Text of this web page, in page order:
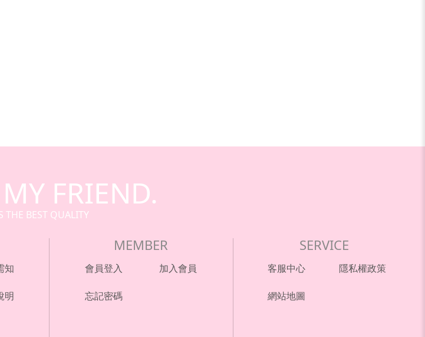
FRIEND.
THE BEST QUALITY
知
明
MEMBER
會員登入 加入會員
忘記密碼
SERVICE
客服中心 隱私權政策
網站地圖